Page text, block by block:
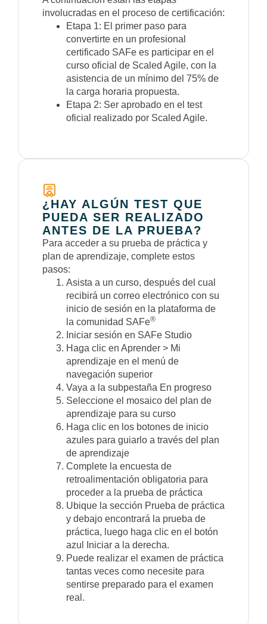
involucradas en el proceso de certificación:
Etapa 1: El primer paso para
convertirte en un profesional
certificado SAFe es participar en el
curso oficial de Scaled Agile, con la
asistencia de un mínimo del 75% de
la carga horaria propuesta.
Etapa 2: Ser aprobado en el test
oficial realizado por Scaled Agile.
¿HAY ALGÚN TEST QUE
PUEDA SER REALIZADO
ANTES DE LA PRUEBA?
Para acceder a su prueba de práctica y
plan de aprendizaje, complete estos
pasos:
Asista a un curso, después del cual
recibirá un correo electrónico con su
inicio de sesión en la plataforma de
la comunidad SAFe®
Iniciar sesión en SAFe Studio
Haga clic en Aprender > Mi
aprendizaje en el menú de
navegación superior
Vaya a la subpestaña En progreso
Seleccione el mosaico del plan de
aprendizaje para su curso
Haga clic en los botones de inicio
azules para guiarlo a través del plan
de aprendizaje
Complete la encuesta de
retroalimentación obligatoria para
proceder a la prueba de práctica
Ubique la sección Prueba de práctica
y debajo encontrará la prueba de
práctica, luego haga clic en el botón
azul Iniciar a la derecha.
Puede realizar el examen de práctica
tantas veces como necesite para
sentirse preparado para el examen
real.